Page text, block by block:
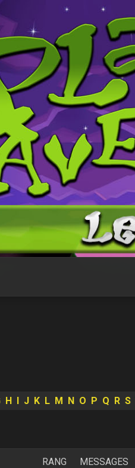
H I J K L M N O P Q R S
RANG MESSAGES